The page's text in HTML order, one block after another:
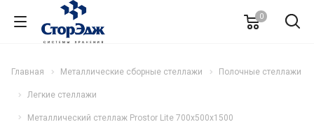
0
Главная Металлические сборные стеллажи Полочные стеллажи
Легкие стеллажи
Металлический стеллаж Prostor Lite 700x500x1500